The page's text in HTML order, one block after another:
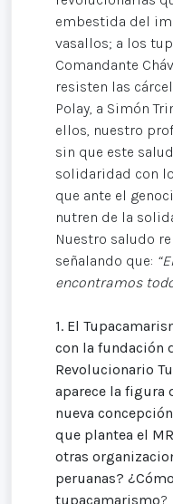
embestida del
vasallos; a los
Comandante
resisten las
Polay, a Simón
ellos, nuestro
sin que este
solidaridad con
que ante el
nutren de la
Nuestro saludo
señalando que:
encontramos
1. El
con la fundación
Revolucionario
aparece la figura
nueva
que plantea el
otras
peruanas?
tupacamarismo?